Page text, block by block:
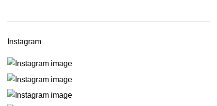
Instagram